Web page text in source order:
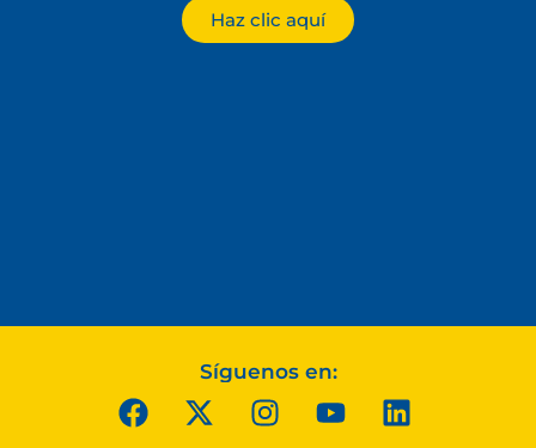
Haz clic aquí
Síguenos en: